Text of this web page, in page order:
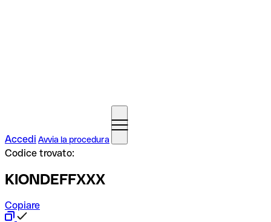
Accedi Avvia la procedura
Codice trovato:
KIONDEFFXXX
Copiare